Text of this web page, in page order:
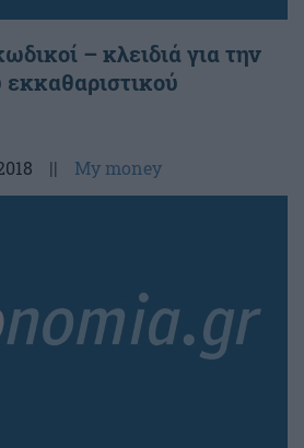
– κλειδιά για την
|| My money